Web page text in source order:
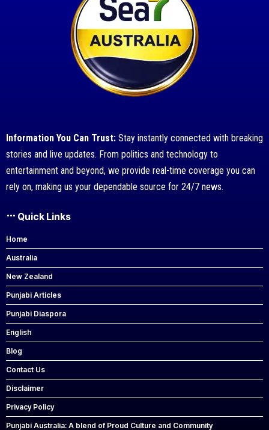
Information You Can Trust: Stay instantly connected with breaking
stories and live updates. From politics and technology to
entertainment and beyond, we provide real-time coverage you can
rely on, making us your dependable source for 24/7 news.
Quick Links
Home
Australia
New Zealand
Punjabi Articles
Punjabi Diaspora
English
Blog
Contact Us
Disclaimer
Privacy Policy
Punjabi Australia: A blend of Proud Culture and Community